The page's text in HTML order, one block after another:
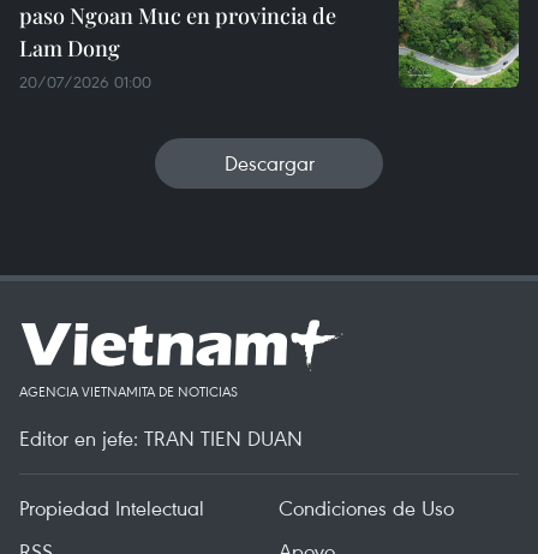
paso Ngoan Muc en provincia de
Lam Dong
20/07/2026 01:00
Descargar
AGENCIA VIETNAMITA DE NOTICIAS
Editor en jefe: TRAN TIEN DUAN
Propiedad Intelectual
Condiciones de Uso